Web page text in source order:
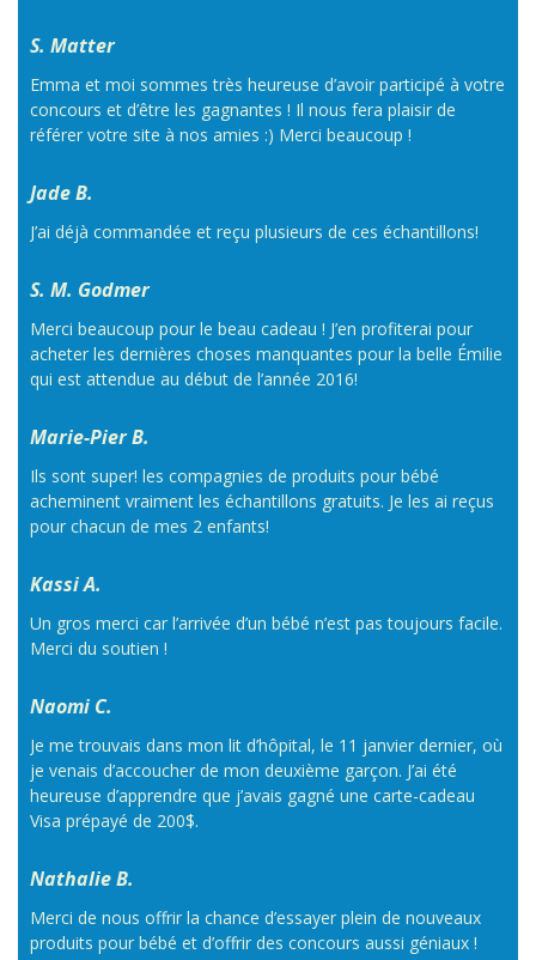
S. Matter
Emma et moi sommes très heureuse d’avoir participé à votre
concours et d’être les gagnantes ! Il nous fera plaisir de
référer votre site à nos amies :) Merci beaucoup !
Jade B.
J’ai déjà commandée et reçu plusieurs de ces échantillons!
S. M. Godmer
Merci beaucoup pour le beau cadeau ! J’en profiterai pour
acheter les dernières choses manquantes pour la belle Émilie
qui est attendue au début de l’année 2016!
Marie-Pier B.
Ils sont super! les compagnies de produits pour bébé
acheminent vraiment les échantillons gratuits. Je les ai reçus
pour chacun de mes 2 enfants!
Kassi A.
Un gros merci car l’arrivée d’un bébé n’est pas toujours facile.
Merci du soutien !
Naomi C.
Je me trouvais dans mon lit d’hôpital, le 11 janvier dernier, où
je venais d’accoucher de mon deuxième garçon. J’ai été
heureuse d’apprendre que j’avais gagné une carte-cadeau
Visa prépayé de 200$.
Nathalie B.
Merci de nous offrir la chance d’essayer plein de nouveaux
produits pour bébé et d’offrir des concours aussi géniaux !